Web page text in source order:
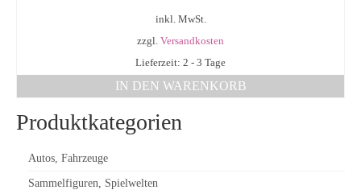
inkl. MwSt.
zzgl. Versandkosten
Lieferzeit: 2 - 3 Tage
IN DEN WARENKORB
Produktkategorien
Autos, Fahrzeuge
Sammelfiguren, Spielwelten